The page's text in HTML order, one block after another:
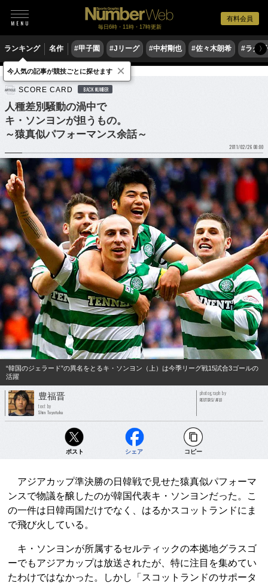
有料会員
毎日6時・11時・17時更新
ランキング 名作 #甲子園 #Jリーグ #中村剛也 #佐々木朗希 #ラグ〉
サッカー 海外サッカー
SCORE CARD BACK NUMBER
人種差別騒動の渦中で
キ・ソンヨンが担うもの。
～猿真似パフォーマンス余話～
2011/02/26 08:00
“韓国のジェラード”の異名をとるキ・ソンヨン（上）は今季リーグ戦15試合3ゴールの
活躍
豊福晋
text by
Shin Toyofuku
photograph by
REUTERS/AFLO
ポスト シェア コピー
アジアカップ準決勝の日韓戦で見せた猿真似パフォーマ
ンスで物議を醸したのが韓国代表キ・ソンヨンだった。こ
の一件は日韓両国だけでなく、はるかスコットランドにま
で飛び火している。
キ・ソンヨンが所属するセルティックの本拠地グラスゴ
ーでもアジアカップは放送されたが、特に注目を集めてい
たわけではなかった。しかし「スコットランドのサポータ
今人気の記事が競技ごとに探せます ×